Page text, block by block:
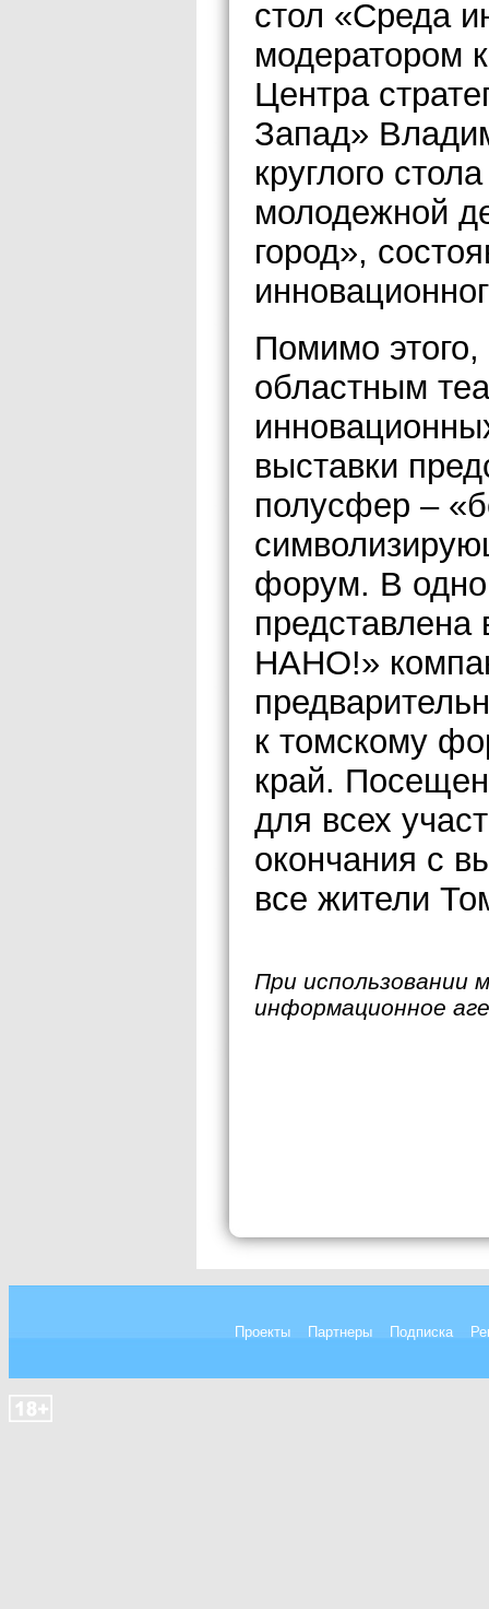
стол «Среда
модератором
Центра
Запад»
круглого
молодежной
город»,
Помимо
областным
выставки
полусфер –
форум. В
представлена
НАНО!»
к томскому
край.
для всех
окончания с
все жители
При использовании
информационное
Проекты Партнеры Подписка